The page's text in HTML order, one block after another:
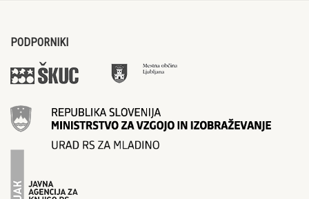
PODPORNIKI